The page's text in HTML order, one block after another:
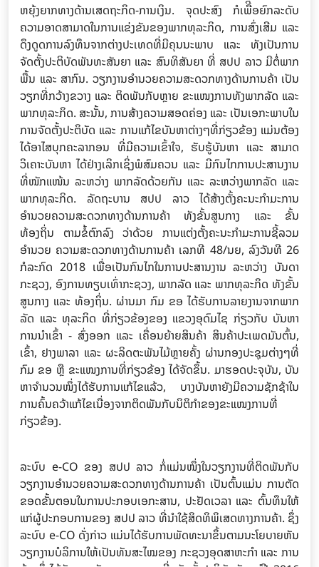
ຫຍຸ້ງຍາກທາງດ້ານເສດຖະກິດ-ການເງິນ. ຈຸດປະສົງ ກໍເພືີ່ອຍົກລະດັບ
ຄວາມອາດສາມາດໃນການແຂ່ງຂັນຂອງພາກທຸລະກິດ, ການສົ່ງເສີມ ແລະ
ດຶງດູດການລົງທຶນຈາກຕ່າງປະເທດທີ່ມີຄຸນນະພາບ ແລະ ທັງເປັນການ
ຈັດຕັ້ງປະຕິບັດພັນທະສັນຍາ ແລະ ສົນທິສັນຍາ ທີ່ ສປປ ລາວ ມີຕໍໍ່ພາກ
ພື້ນ ແລະ ສາກົນ. ວຽກງານອໍານວຍຄວາມສະດວກທາງດ້ານການຄ້າ ເປັນ
ວຽກທີ່ກວ້າງຂວາງ ແລະ ຕິດພັນກັບຫຼາຍ ຂະແໜງການທັງພາກລັດ ແລະ
ພາກທຸລະກິດ. ສະນັ້ນ, ການສ້າງຄວາມສອດຄ່ອງ ແລະ ເປັນເອກະພາບໃນ
ການຈັດຕັ້ງປະຕິບັດ ແລະ ການແກ້ໄຂບັນຫາຕ່າງໆທີ່ກ່ຽວຂ້ອງ ແມ່ນຕ້ອງ
ໄດ້ອາໄສບຸກຄະລາກອນ ທີ່ມີຄວາມເຂົ້າໃຈ, ຮັບຮູ້ບັນຫາ ແລະ ສາມາດ
ວິເຄາະບັນຫາ ໄດ້ຢ່າງເລິກເຊິ່ງພໍສົມຄວນ ແລະ ມີກົນໄກການປະສານງານ
ທີ່ໜັກແໜ້ນ ລະຫວ່າງ ພາກລັດດ້ວຍກັນ ແລະ ລະຫວ່າງພາກລັດ ແລະ
ພາກທຸລະກິດ. ລັດຖະບານ ສປປ ລາວ ໄດ້ສ້າງຕັ້ງຄະນະກໍາມະການ
ອໍານວຍຄວາມສະດວກທາງດ້ານການຄ້າ ທັງຂັ້ນສູນກາງ ແລະ ຂັ້ນ
ທ້ອງຖິ່ນ ຕາມຂໍ້ຕົກລົງ ວ່າດ້ວຍ ການແຕ່ງຕັ້ງຄະນະກຳມະການຊີ້ລວມ
ອຳນວຍ ຄວາມສະດວກທາງດ້ານການຄ້າ ເລກທີ 48/ນຍ, ລົງວັນທີ 26
ກໍລະກົດ 2018 ເພື່ອເປັນກົນໄກໃນການປະສານງານ ລະຫວ່າງ ບັນດາ
ກະຊວງ, ອົງການທຽບເທົ່າກະຊວງ, ພາກລັດ ແລະ ພາກທຸລະກິດ ທັງຂັ້ນ
ສູນກາງ ແລະ ທ້ອງຖິ່ນ. ຜ່ານມາ ກົມ ຂອ ໄດ້ຮັບການລາຍງານຈາກພາກ
ລັດ ແລະ ທຸລະກິດ ທີ່ກ່ຽວຂ້ອງຂອງ ແຂວງອຸດົມໄຊ ກ່ຽວກັບ ບັນຫາ
ການນໍາເຂົ້າ - ສົ່ງອອກ ແລະ ເຄື່ອນຍ້າຍສິນຄ້າ ສິນຄ້າປະເພດມັນຕົ້ນ,
ເຂົ້າ, ຢາງພາລາ ແລະ ຜະລິດຕະພັນໄມ້ຫຼາຍຄັ້ງ ຜ່ານກອງປະຊຸມຕ່າງໆທີ່
ກົມ ຂອ ຫຼື ຂະແໜງການທີ່ກ່ຽວຂ້ອງ ໄດ້ຈັດຂຶ້ນ. ມາຮອດປະຈຸບັນ, ບັນ
ຫາຈໍານວນໜຶ່ງໄດ້ຮັບການແກ້ໄຂແລ້ວ, ບາງບັນຫາຍັງມີຄວາມຊັກຊ້າໃນ
ການຄົ້ນຄວ້າແກ້ໄຂເນື່ອງຈາກຕິດພັນກັບນິຕິກໍາຂອງຂະແໜງການທີ່
ກ່ຽວຂ້ອງ.
ລະບົບ e-CO ຂອງ ສປປ ລາວ ກໍ່ແມ່ນໜຶ່ງໃນວຽກງານທີ່ຕິດພັນກັບ
ວຽກງານອຳນວຍຄວາມສະດວກທາງດ້ານການຄ້າ ເປັນຕົ້ນແມ່ນ ການຕັດ
ຂອດຂັ້ນຕອນໃນການປະກອບເອກະສານ, ປະຢັດເວລາ ແລະ ຕົ້ນທຶນໃຫ້
ແກ່ຜູ້ປະກອບການຂອງ ສປປ ລາວ ທີ່ນຳໃຊ້ສິດທິພິເສດທາງການຄ້າ. ຊຶ່ງ
ລະບົບ e-CO ດັ່ງກ່າວ ແມ່ນໄດ້ຮັບການພັດທະນາຂຶ້ນຕາມນະໂຍບາຍຫັນ
ວຽກງານບໍລິການໃຫ້ເປັນທັນສະໄໝຂອງ ກະຊວງອຸດສາຫະກຳ ແລະ ການ